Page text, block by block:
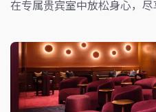
在专属贵宾室中放松身心，尽